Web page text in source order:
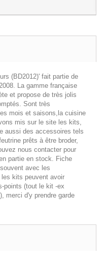
(BD2012)' fait partie de
La gamme française
et propose de très jolis
Sont très
mois et saisons,la cuisine
mis sur le site les kits,
aussi des accessoires tels
prêts à être broder,
nous contacter pour
partie en stock. Fiche
avec les
kits peuvent avoir
points (tout le kit -ex
merci d'y prendre garde